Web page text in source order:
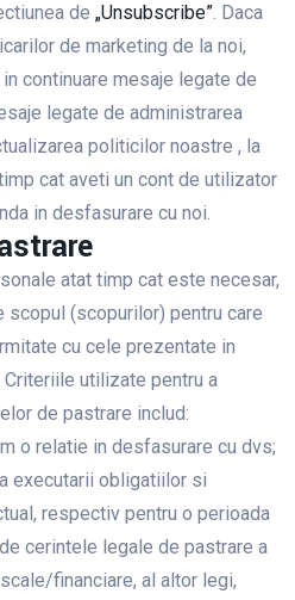
de „Unsubscribe”. Daca
de marketing de la noi,
continuare mesaje legate de
legate de administrarea
politicilor noastre , la
cat aveti un cont de utilizator
in desfasurare cu noi.
atat timp cat este necesar,
scopul (scopurilor) pentru care
cu cele prezentate in
utilizate pentru a
de pastrare includ:
o relatie in desfasurare cu dvs;
executarii obligatiilor si
respectiv pentru o perioada
cerintele legale de pastrare a
financiare, al altor legi,